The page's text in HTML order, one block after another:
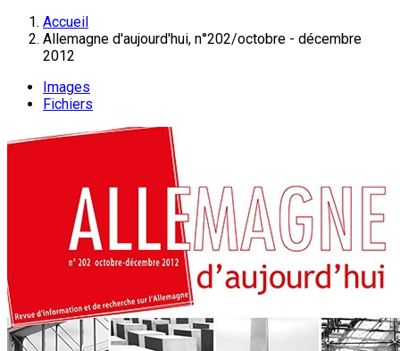
Accueil
Allemagne d'aujourd'hui, n°202/octobre - décembre
2012
Images
Fichiers